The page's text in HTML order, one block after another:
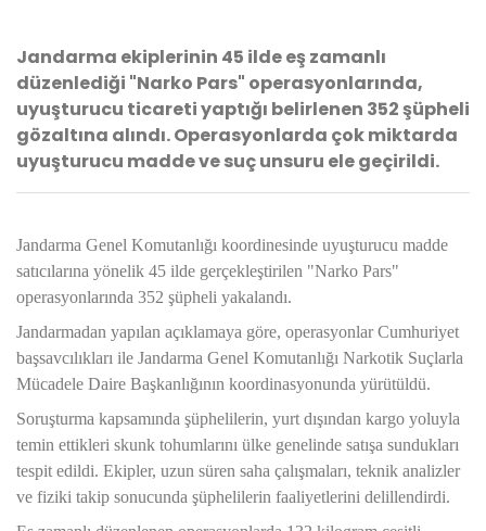
Jandarma ekiplerinin 45 ilde eş zamanlı
düzenlediği "Narko Pars" operasyonlarında,
uyuşturucu ticareti yaptığı belirlenen 352 şüpheli
gözaltına alındı. Operasyonlarda çok miktarda
uyuşturucu madde ve suç unsuru ele geçirildi.
Jandarma Genel Komutanlığı koordinesinde uyuşturucu madde
satıcılarına yönelik 45 ilde gerçekleştirilen "Narko Pars"
operasyonlarında 352 şüpheli yakalandı.
Jandarmadan yapılan açıklamaya göre, operasyonlar Cumhuriyet
başsavcılıkları ile Jandarma Genel Komutanlığı Narkotik Suçlarla
Mücadele Daire Başkanlığının koordinasyonunda yürütüldü.
Soruşturma kapsamında şüphelilerin, yurt dışından kargo yoluyla
temin ettikleri skunk tohumlarını ülke genelinde satışa sundukları
tespit edildi. Ekipler, uzun süren saha çalışmaları, teknik analizler
ve fiziki takip sonucunda şüphelilerin faaliyetlerini delillendirdi.